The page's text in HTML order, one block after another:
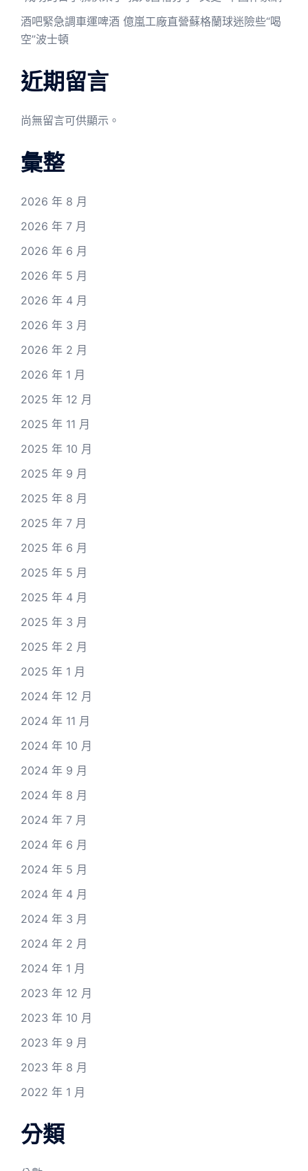
酒吧緊急調車運啤酒 億嵐工廠直營蘇格蘭球迷險些“喝
空”波士頓
近期留言
尚無留言可供顯示。
彙整
2026 年 8 月
2026 年 7 月
2026 年 6 月
2026 年 5 月
2026 年 4 月
2026 年 3 月
2026 年 2 月
2026 年 1 月
2025 年 12 月
2025 年 11 月
2025 年 10 月
2025 年 9 月
2025 年 8 月
2025 年 7 月
2025 年 6 月
2025 年 5 月
2025 年 4 月
2025 年 3 月
2025 年 2 月
2025 年 1 月
2024 年 12 月
2024 年 11 月
2024 年 10 月
2024 年 9 月
2024 年 8 月
2024 年 7 月
2024 年 6 月
2024 年 5 月
2024 年 4 月
2024 年 3 月
2024 年 2 月
2024 年 1 月
2023 年 12 月
2023 年 10 月
2023 年 9 月
2023 年 8 月
2022 年 1 月
分類